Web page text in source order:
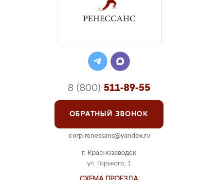
г. Краснозаводск
ул. Горького, 1
8 (800) 511-89-55
ОБРАТНЫЙ ЗВОНОК
corp-renessans@yandex.ru